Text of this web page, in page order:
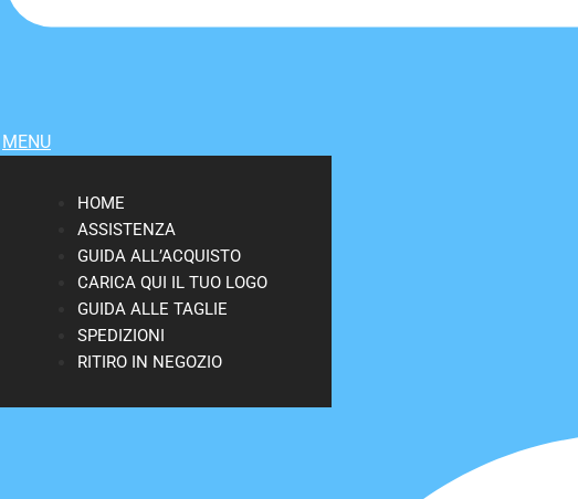
MENU
HOME
ASSISTENZA
GUIDA ALL’ACQUISTO
CARICA QUI IL TUO LOGO
GUIDA ALLE TAGLIE
SPEDIZIONI
RITIRO IN NEGOZIO